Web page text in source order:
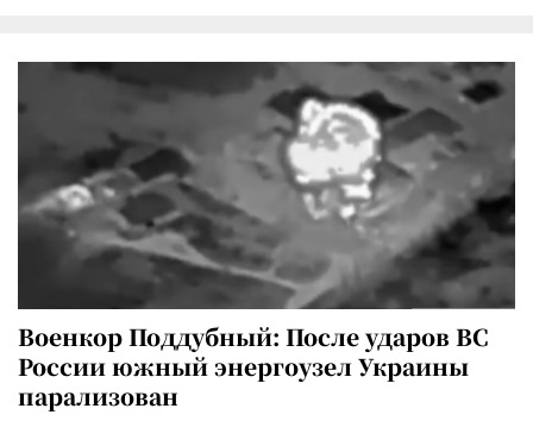
Военкор Поддубный: После ударов ВС
России южный энергоузел Украины
парализован